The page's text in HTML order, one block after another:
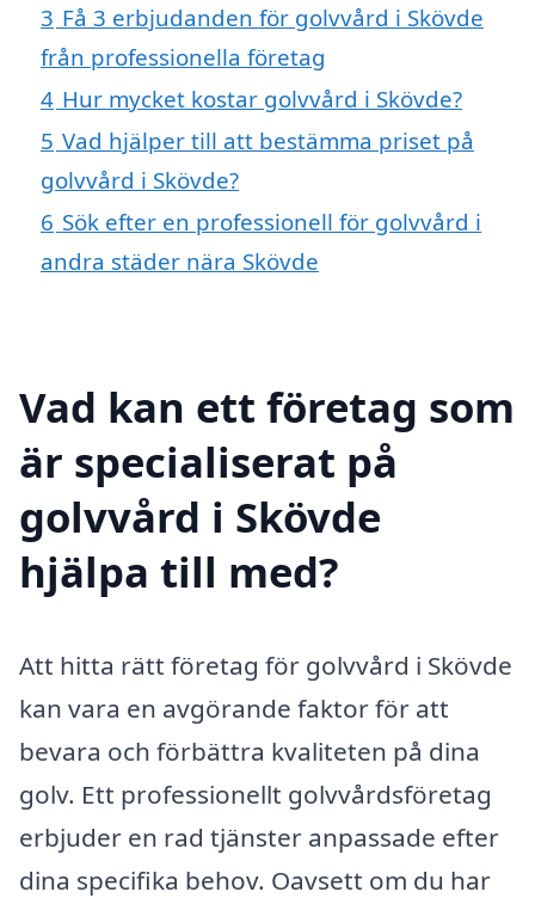
3 Få 3 erbjudanden för golvvård i Skövde
från professionella företag
4 Hur mycket kostar golvvård i Skövde?
5 Vad hjälper till att bestämma priset på
golvvård i Skövde?
6 Sök efter en professionell för golvvård i
andra städer nära Skövde
Vad kan ett företag som
är specialiserat på
golvvård i Skövde
hjälpa till med?
Att hitta rätt företag för golvvård i Skövde
kan vara en avgörande faktor för att
bevara och förbättra kvaliteten på dina
golv. Ett professionellt golvvårdsföretag
erbjuder en rad tjänster anpassade efter
dina specifika behov. Oavsett om du har